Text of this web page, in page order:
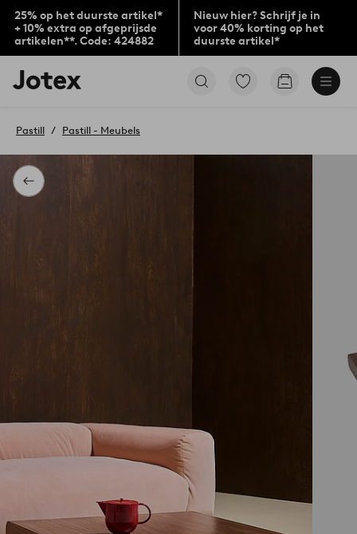
25% op het duurste artikel*
+ 10% extra op afgeprijsde
artikelen**. Code: 424882
Nieuw hier? Schrijf je in
voor 40% korting op het
duurste artikel*
Jotex
logo
to
home
page
Ga
Go
Terug
Pastill Pastill - Meubels